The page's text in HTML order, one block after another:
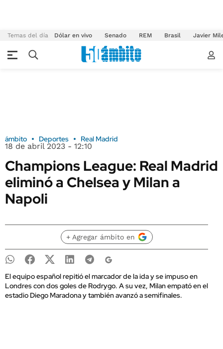
Temas del día Dólar en vivo Senado REM Brasil Javier
ámbito Deportes Real Madrid
18 de abril 2023 - 12:10
Champions League: Real Madrid
eliminó a Chelsea y Milan a
Napoli
+ Agregar ámbito en
El equipo español repitió el marcador de la ida y se impuso en
Londres con dos goles de Rodrygo. A su vez, Milan empató en el
estadio Diego Maradona y también avanzó a semifinales.